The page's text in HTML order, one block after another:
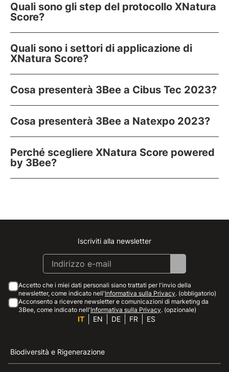
Quali sono gli step del protocollo XNatura
Score?
Quali sono i settori di applicazione di
XNatura Score?
Cosa presenterà 3Bee a Cibus Tec 2023?
Cosa presenterà 3Bee a Natexpo 2023?
Perché scegliere XNatura Score powered
by 3Bee?
Instagram
Facebook
Linkedin
Youtube
Iscriviti alla newsletter
Accetto che i miei dati personali siano trattati per l'invio della
newsletter, come indicato nell'Informativa sulla Privacy. (obbligatorio)
Acconsento a ricevere newsletter e comunicazioni di marketing da
3Bee, come indicato nell'Informativa sulla Privacy. (opzionale)
IT EN DE FR ES
Biodiversità e Rigenerazione